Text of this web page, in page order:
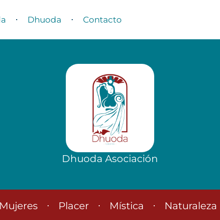
Dhuoda Contacto
Dhuoda Asociación
Mujeres Placer Mística Naturaleza